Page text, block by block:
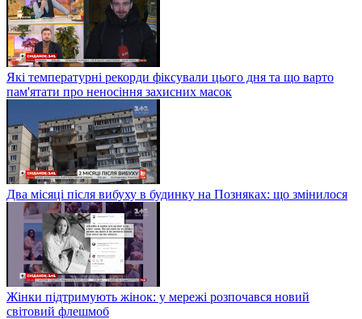
Які температурні рекорди фіксували цього дня та що варто
пам'ятати про неносіння захисних масок
Два місяці після вибуху в будинку на Позняках: що змінилося
Жінки підтримують жінок: у мережі розпочався новий
світовий флешмоб